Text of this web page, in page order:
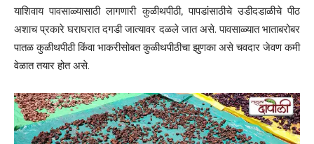
याशिवाय पावसाळ्यासाठी लागणारी कुळीथपीठी, पापडांसाठीचे उडीदडाळीचे पीठ
अशाच प्रकारे घराघरात दगडी जात्यावर दळले जात असे. पावसाळ्यात भाताबरोबर
पातळ कुळीथपीठी किंवा भाकरीसोबत कुळीथपीठीचा झुणका असे चवदार जेवण कमी
वेळात तयार होत असे.